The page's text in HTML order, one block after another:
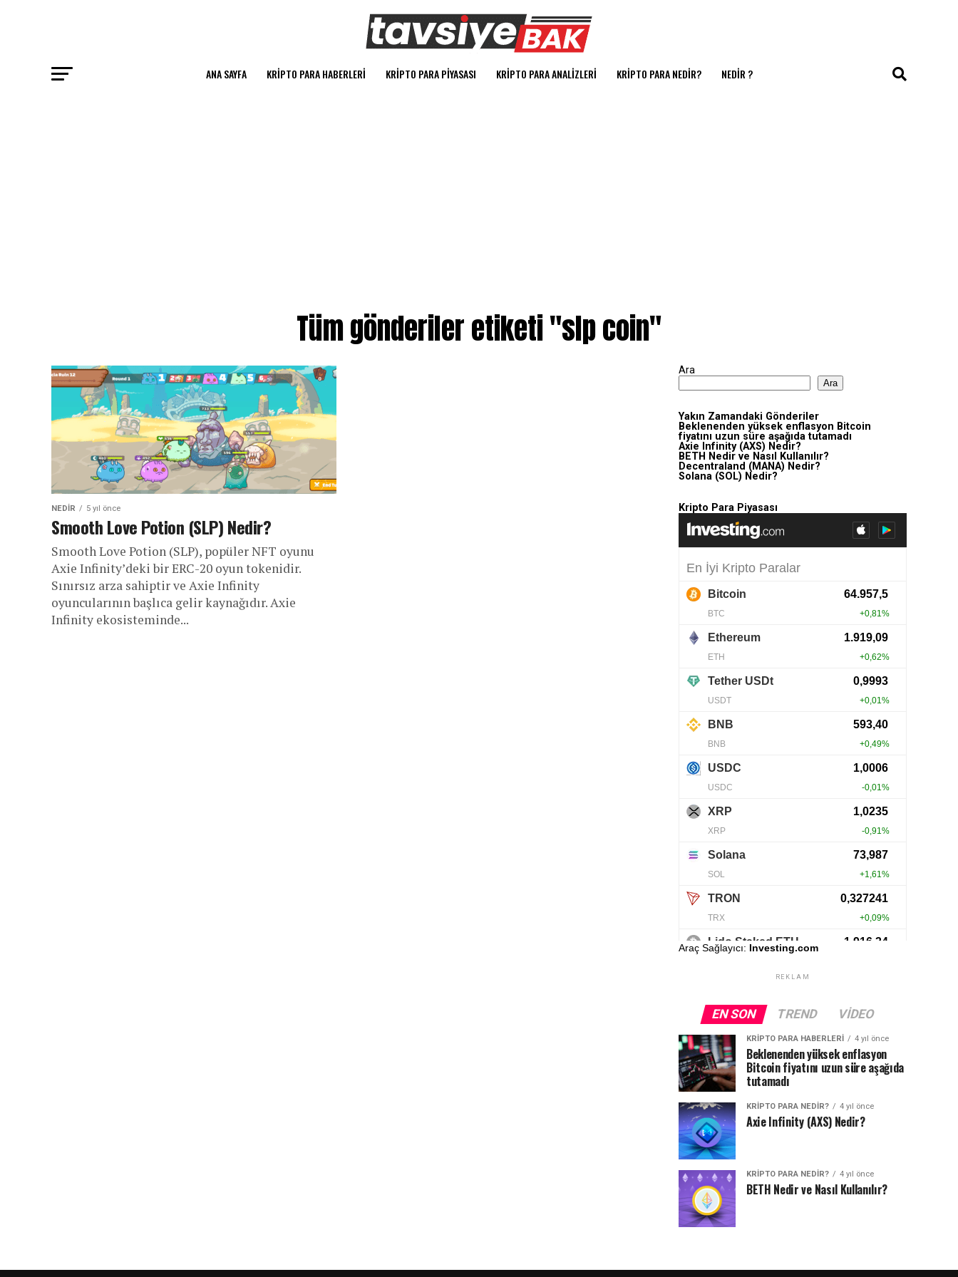
ANA SAYFA KRIPTO PARA HABERLERI KRIPTO PARA PIYASASI KRIPTO PARA ANALIZLERI KRIPTO PARA NEDIR? NEDIR ?
Tüm gönderiler etiketi "slp coin"
NEDIR 5 yıl önce
Smooth Love Potion (SLP) Nedir?
Smooth Love Potion (SLP), popüler NFT oyunu
Axie Infinity’deki bir ERC-20 oyun tokenidir.
Sınırsız arza sahiptir ve Axie Infinity
oyuncularının başlıca gelir kaynağıdır. Axie
Infinity ekosisteminde...
Ara
Ara
Yakın Zamandaki Gönderiler
Beklenenden yüksek enflasyon Bitcoin
fiyatını uzun süre aşağıda tutamadı
Axie Infinity (AXS) Nedir?
BETH Nedir ve Nasıl Kullanılır?
Decentraland (MANA) Nedir?
Solana (SOL) Nedir?
Kripto Para Piyasası
Araç Sağlayıcı: Investing.com
REKLAM
EN SON TREND VIDEO
KRIPTO PARA HABERLERI 4 yıl önce
Beklenenden yüksek enflasyon
Bitcoin fiyatını uzun süre aşağıda
tutamadı
KRIPTO PARA NEDIR? 4 yıl önce
Axie Infinity (AXS) Nedir?
KRIPTO PARA NEDIR? 4 yıl önce
BETH Nedir ve Nasıl Kullanılır?